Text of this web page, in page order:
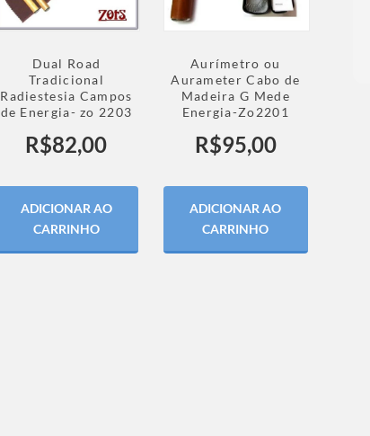
Dual Road
Tradicional
Radiestesia Campos
de Energia- zo 2203
R$82,00
ADICIONAR AO
CARRINHO
Aurímetro ou
Aurameter Cabo de
Madeira G Mede
Energia-Zo2201
R$95,00
ADICIONAR AO
CARRINHO